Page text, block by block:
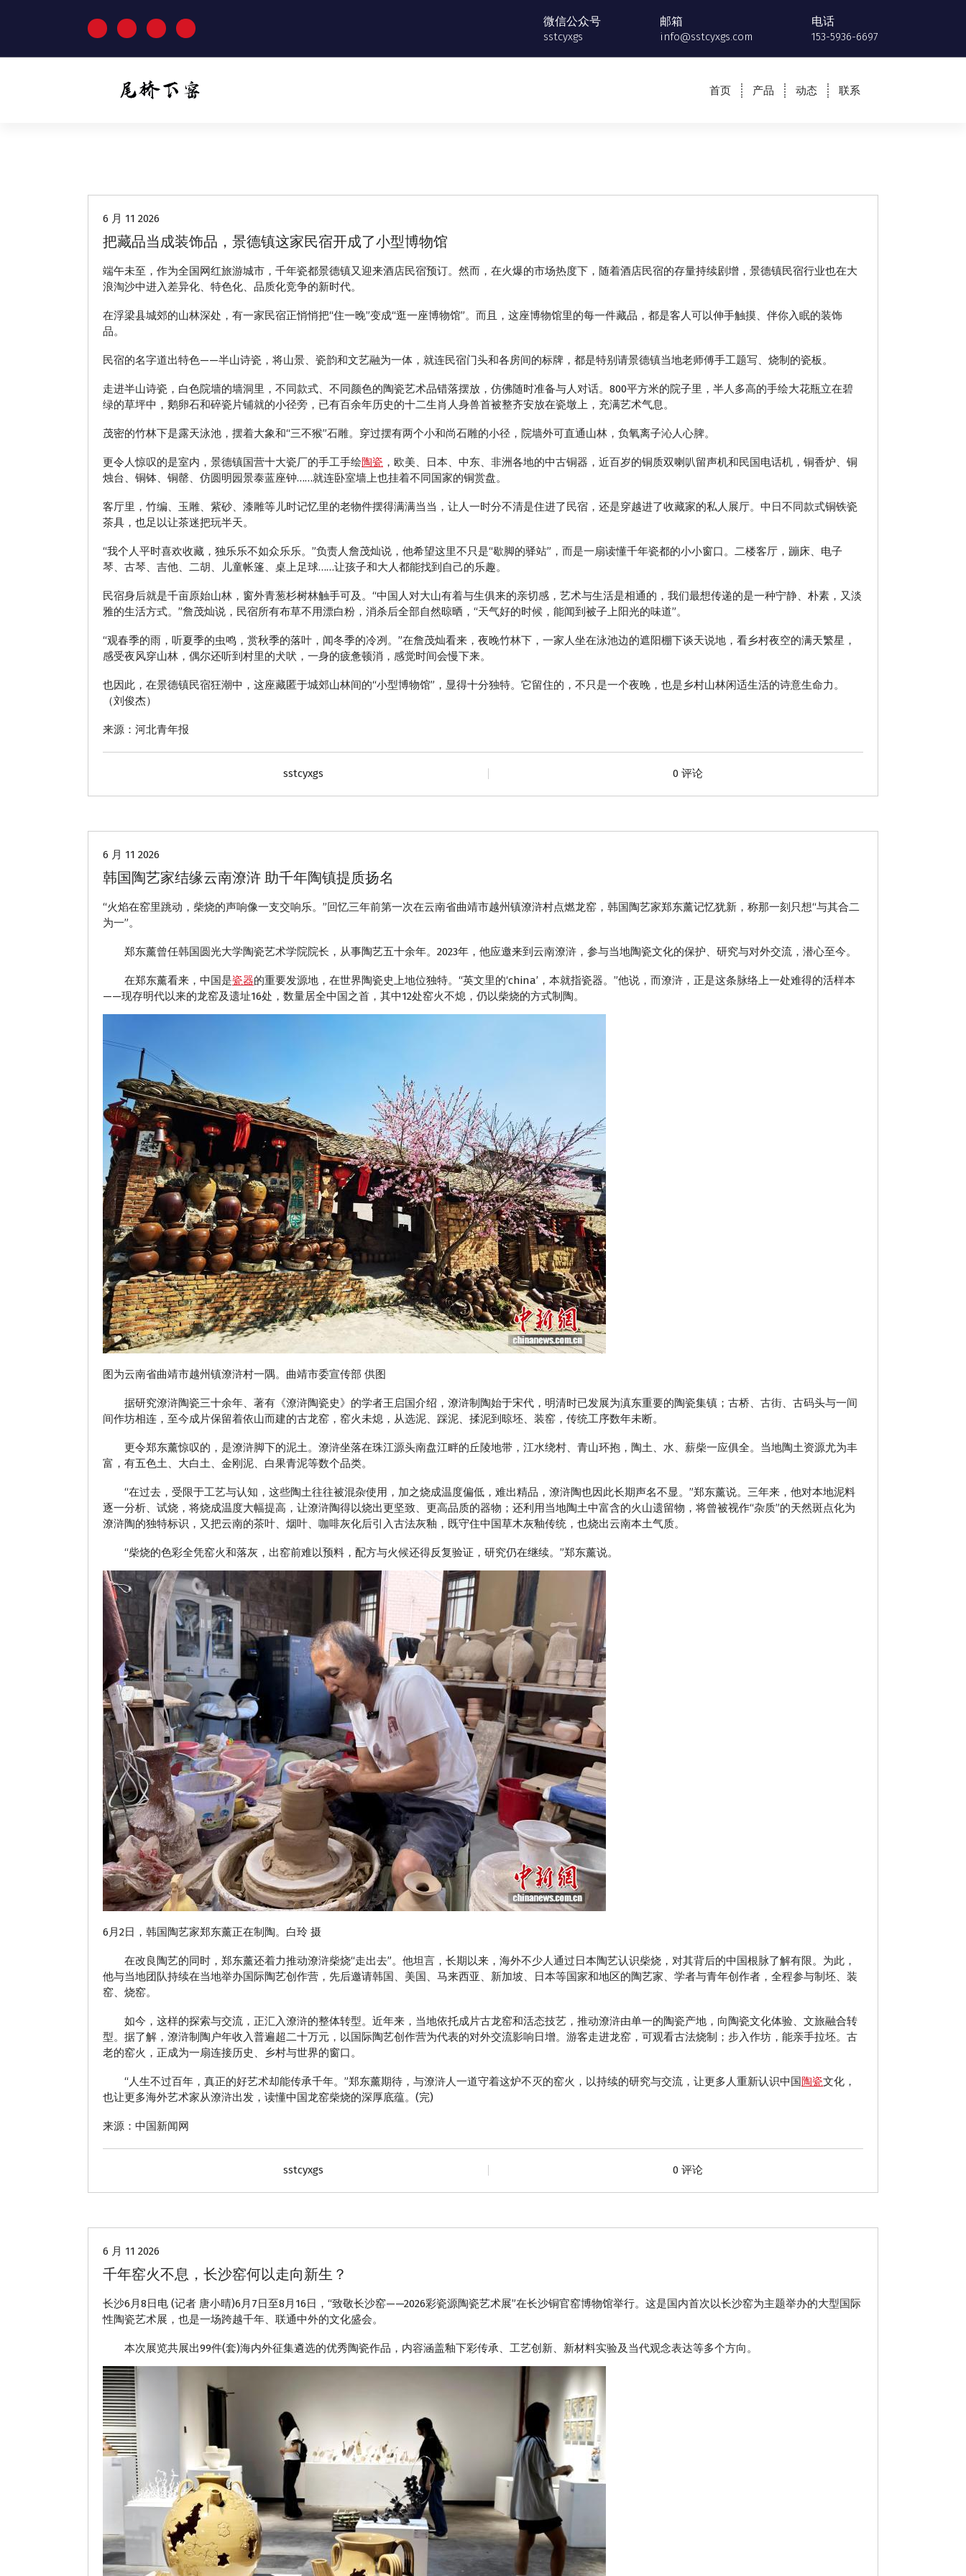
文
微信公众号
sstcyxgs
邮箱
info@sstcyxgs.com
电话
153-5936-6697
首页 产品 动态 联系
6 月 11 2026
把藏品当成装饰品，景德镇这家民宿开成了小型博物馆
端午未至，作为全国网红旅游城市，千年瓷都景德镇又迎来酒店民宿预订。然而，在火爆的市场热度下，随着酒店民宿的存量持续剧增，景德镇民宿行业也在大
浪淘沙中进入差异化、特色化、品质化竞争的新时代。
在浮梁县城郊的山林深处，有一家民宿正悄悄把“住一晚”变成“逛一座博物馆”。而且，这座博物馆里的每一件藏品，都是客人可以伸手触摸、伴你入眠的装饰
品。
民宿的名字道出特色——半山诗瓷，将山景、瓷韵和文艺融为一体，就连民宿门头和各房间的标牌，都是特别请景德镇当地老师傅手工题写、烧制的瓷板。
走进半山诗瓷，白色院墙的墙洞里，不同款式、不同颜色的陶瓷艺术品错落摆放，仿佛随时准备与人对话。800平方米的院子里，半人多高的手绘大花瓶立在碧
绿的草坪中，鹅卵石和碎瓷片铺就的小径旁，已有百余年历史的十二生肖人身兽首被整齐安放在瓷墩上，充满艺术气息。
茂密的竹林下是露天泳池，摆着大象和“三不猴”石雕。穿过摆有两个小和尚石雕的小径，院墙外可直通山林，负氧离子沁人心脾。
更令人惊叹的是室内，景德镇国营十大瓷厂的手工手绘陶瓷 ，欧美、日本、中东、非洲各地的中古铜器，近百岁的铜质双喇叭留声机和民国电话机，铜香炉、铜
烛台、铜钵、铜罄、仿圆明园景泰蓝座钟……就连卧室墙上也挂着不同国家的铜赏盘。
客厅里，竹编、玉雕、紫砂、漆雕等儿时记忆里的老物件摆得满满当当，让人一时分不清是住进了民宿，还是穿越进了收藏家的私人展厅。中日不同款式铜铁瓷
茶具，也足以让茶迷把玩半天。
“我个人平时喜欢收藏，独乐乐不如众乐乐。”负责人詹茂灿说，他希望这里不只是“歇脚的驿站”，而是一扇读懂千年瓷都的小小窗口。二楼客厅，蹦床、电子
琴、古琴、吉他、二胡、儿童帐篷、桌上足球……让孩子和大人都能找到自己的乐趣。
民宿身后就是千亩原始山林，窗外青葱杉树林触手可及。“中国人对大山有着与生俱来的亲切感，艺术与生活是相通的，我们最想传递的是一种宁静、朴素，又淡
雅的生活方式。”詹茂灿说，民宿所有布草不用漂白粉，消杀后全部自然晾晒，“天气好的时候，能闻到被子上阳光的味道”。
“观春季的雨，听夏季的虫鸣，赏秋季的落叶，闻冬季的冷冽。”在詹茂灿看来，夜晚竹林下，一家人坐在泳池边的遮阳棚下谈天说地，看乡村夜空的满天繁星，
感受夜风穿山林，偶尔还听到村里的犬吠，一身的疲惫顿消，感觉时间会慢下来。
也因此，在景德镇民宿狂潮中，这座藏匿于城郊山林间的“小型博物馆”，显得十分独特。它留住的，不只是一个夜晚，也是乡村山林闲适生活的诗意生命力。
（刘俊杰）
来源：河北青年报
sstcyxgs 0 评论
6 月 11 2026
韩国陶艺家结缘云南潦浒 助千年陶镇提质扬名
“火焰在窑里跳动，柴烧的声响像一支交响乐。”回忆三年前第一次在云南省曲靖市越州镇潦浒村点燃龙窑，韩国陶艺家郑东薰记忆犹新，称那一刻只想“与其合二
为一”。
郑东薰曾任韩国圆光大学陶瓷艺术学院院长，从事陶艺五十余年。2023年，他应邀来到云南潦浒，参与当地陶瓷文化的保护、研究与对外交流，潜心至今。
在郑东薰看来，中国是瓷器的重要发源地，在世界陶瓷史上地位独特。“英文里的‘china’，本就指瓷器。”他说，而潦浒，正是这条脉络上一处难得的活样本
——现存明代以来的龙窑及遗址16处，数量居全中国之首，其中12处窑火不熄，仍以柴烧的方式制陶。
图为云南省曲靖市越州镇潦浒村一隅。曲靖市委宣传部 供图
据研究潦浒陶瓷三十余年、著有《潦浒陶瓷史》的学者王启国介绍，潦浒制陶始于宋代，明清时已发展为滇东重要的陶瓷集镇；古桥、古街、古码头与一间
间作坊相连，至今成片保留着依山而建的古龙窑，窑火未熄，从选泥、踩泥、揉泥到晾坯、装窑，传统工序数年未断。
更令郑东薰惊叹的，是潦浒脚下的泥土。潦浒坐落在珠江源头南盘江畔的丘陵地带，江水绕村、青山环抱，陶土、水、薪柴一应俱全。当地陶土资源尤为丰
富，有五色土、大白土、金刚泥、白果青泥等数个品类。
“在过去，受限于工艺与认知，这些陶土往往被混杂使用，加之烧成温度偏低，难出精品，潦浒陶也因此长期声名不显。”郑东薰说。三年来，他对本地泥料
逐一分析、试烧，将烧成温度大幅提高，让潦浒陶得以烧出更坚致、更高品质的器物；还利用当地陶土中富含的火山遗留物，将曾被视作“杂质”的天然斑点化为
潦浒陶的独特标识，又把云南的茶叶、烟叶、咖啡灰化后引入古法灰釉，既守住中国草木灰釉传统，也烧出云南本土气质。
“柴烧的色彩全凭窑火和落灰，出窑前难以预料，配方与火候还得反复验证，研究仍在继续。”郑东薰说。
6月2日，韩国陶艺家郑东薰正在制陶。白玲 摄
在改良陶艺的同时，郑东薰还着力推动潦浒柴烧“走出去”。他坦言，长期以来，海外不少人通过日本陶艺认识柴烧，对其背后的中国根脉了解有限。为此，
他与当地团队持续在当地举办国际陶艺创作营，先后邀请韩国、美国、马来西亚、新加坡、日本等国家和地区的陶艺家、学者与青年创作者，全程参与制坯、装
窑、烧窑。
如今，这样的探索与交流，正汇入潦浒的整体转型。近年来，当地依托成片古龙窑和活态技艺，推动潦浒由单一的陶瓷产地，向陶瓷文化体验、文旅融合转
型。据了解，潦浒制陶户年收入普遍超二十万元，以国际陶艺创作营为代表的对外交流影响日增。游客走进龙窑，可观看古法烧制；步入作坊，能亲手拉坯。古
老的窑火，正成为一扇连接历史、乡村与世界的窗口。
“人生不过百年，真正的好艺术却能传承千年。”郑东薰期待，与潦浒人一道守着这炉不灭的窑火，以持续的研究与交流，让更多人重新认识中国陶瓷文化，
也让更多海外艺术家从潦浒出发，读懂中国龙窑柴烧的深厚底蕴。(完)
来源：中国新闻网
sstcyxgs 0 评论
6 月 11 2026
千年窑火不息，长沙窑何以走向新生？
长沙6月8日电 (记者 唐小晴)6月7日至8月16日，“致敬长沙窑——2026彩瓷源陶瓷艺术展”在长沙铜官窑博物馆举行。这是国内首次以长沙窑为主题举办的大型国际
性陶瓷艺术展，也是一场跨越千年、联通中外的文化盛会。
本次展览共展出99件(套)海内外征集遴选的优秀陶瓷作品，内容涵盖釉下彩传承、工艺创新、新材料实验及当代观念表达等多个方向。